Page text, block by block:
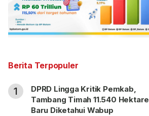
Berita Terpopuler
1
DPRD Lingga Kritik Pemkab,
Tambang Timah 11.540 Hektare
Baru Diketahui Wabup